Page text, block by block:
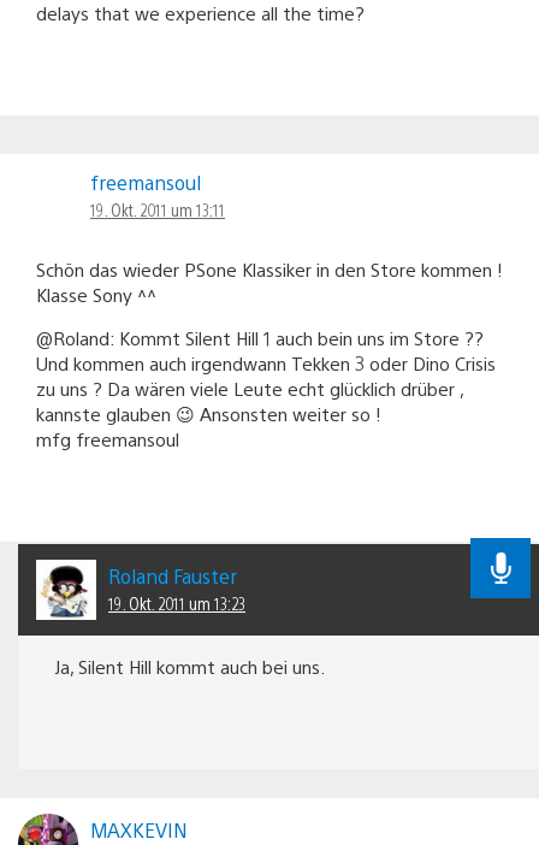
delays that we experience all the time?
freemansoul
19. Okt. 2011 um 13:11
Schön das wieder PSone Klassiker in den Store kommen !
Klasse Sony ^^
@Roland: Kommt Silent Hill 1 auch bein uns im Store ??
Und kommen auch irgendwann Tekken 3 oder Dino Crisis
zu uns ? Da wären viele Leute echt glücklich drüber ,
kannste glauben 😉 Ansonsten weiter so !
mfg freemansoul
Roland Fauster
19. Okt. 2011 um 13:23
Ja, Silent Hill kommt auch bei uns.
MAXKEVIN